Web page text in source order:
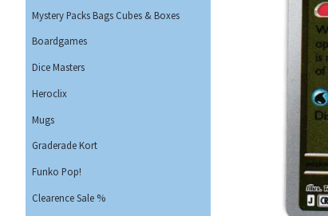
Mystery Packs Bags Cubes & Boxes
Boardgames
Dice Masters
Heroclix
Mugs
Graderade Kort
Funko Pop!
Clearence Sale %